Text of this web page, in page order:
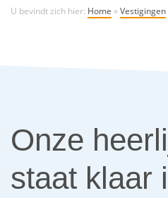
U bevindt zich hier: Home »Vestigingen
Onze
staat klaar